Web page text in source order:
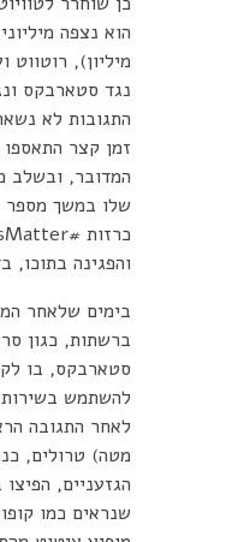
מיליון), רוטווט
נגד סטארבקס
התגובות לא
זמן קצר התאספו
המדובר, ובשלב
שלו במשך מספר
והפגינה
בימים שלאחר
ברשתות, כגון
סטארבקס, בו
להשתמש
לאחר התגובה
מטה) טרולים,
הגזעניים,
שנראים כמו